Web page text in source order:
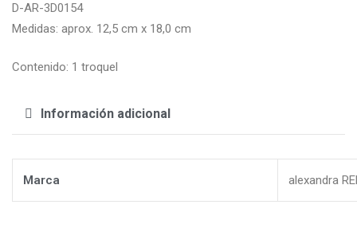
D-AR-3D0154
Medidas: aprox. 12,5 cm x 18,0 cm
Contenido: 1 troquel
Información adicional
Marca alexandra